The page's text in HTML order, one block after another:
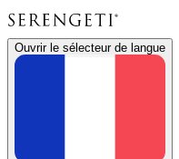
Ouvrir le sélecteur de langue